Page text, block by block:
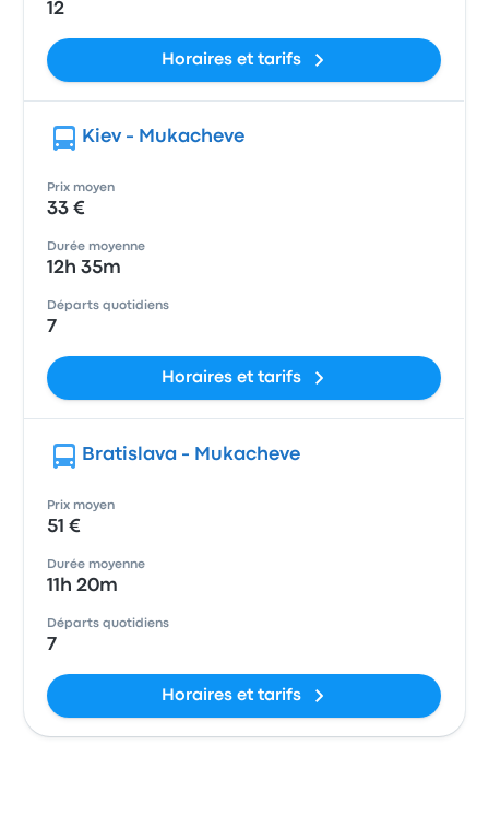
12
Horaires et tarifs
Kiev - Mukacheve
Prix moyen
33 €
Durée moyenne
12h 35m
Départs quotidiens
7
Horaires et tarifs
Bratislava - Mukacheve
Prix moyen
51 €
Durée moyenne
11h 20m
Départs quotidiens
7
Horaires et tarifs